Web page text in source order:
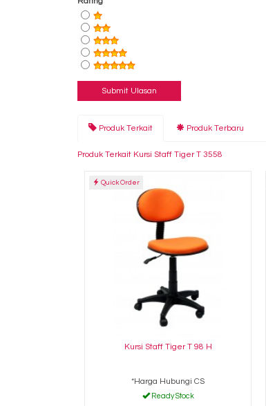
Produk Terkait Produk Terbaru
Produk Terkait Kursi Staff Tiger T 3558
Quick Order
Kursi Staff Tiger T 98 H
*Harga Hubungi CS
Ready Stock